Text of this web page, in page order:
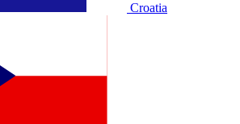
Croatia